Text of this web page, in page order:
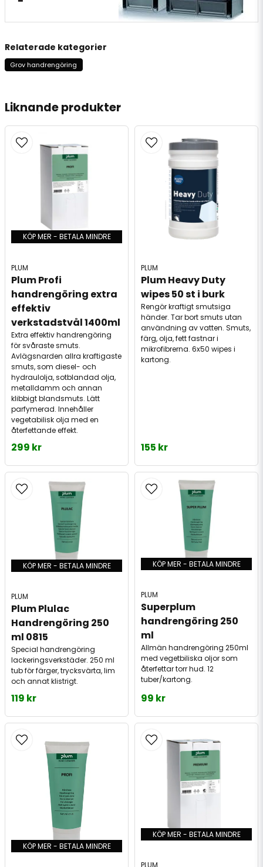
Liknande produkter
KÖP MER - BETALA MINDRE
PLUM
Plum Profi
handrengöring extra
effektiv
verkstadstvål 1400ml
Extra effektiv handrengöring
för svåraste smuts.
Avlägsnarden allra kraftigaste
smuts, som diesel- och
hydraulolja, sotblandad olja,
metalldamm och annan
klibbigt blandsmuts. Lätt
parfymerad. Innehåller
vegetabilisk olja med en
återfettande effekt.
299 kr
PLUM
Plum Heavy Duty
wipes 50 st i burk
Rengör kraftigt smutsiga
händer. Tar bort smuts utan
användning av vatten. Smuts,
färg, olja, fett fastnar i
mikrofibrerna. 6x50 wipes i
kartong.
155 kr
KÖP MER - BETALA MINDRE
PLUM
Plum Plulac
Handrengöring 250
ml 0815
Special handrengöring
lackeringsverkstäder. 250 ml
tub för färger, trycksvärta, lim
och annat klistrigt.
119 kr
KÖP MER - BETALA MINDRE
PLUM
Superplum
handrengöring 250
ml
Allmän handrengöring 250ml
med vegetbiliska oljor som
återfettar torr hud. 12
tuber/kartong.
99 kr
KÖP MER - BETALA MINDRE
KÖP MER - BETALA MINDRE
Relaterade kategorier
Grov handrengöring